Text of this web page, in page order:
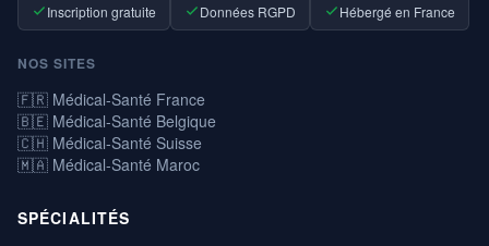
Inscription gratuite Données RGPD Hébergé en France
NOS SITES
🇫🇷 Médical-Santé France
🇧🇪 Médical-Santé Belgique
🇨🇭 Médical-Santé Suisse
🇲🇦 Médical-Santé Maroc
SPÉCIALITÉS